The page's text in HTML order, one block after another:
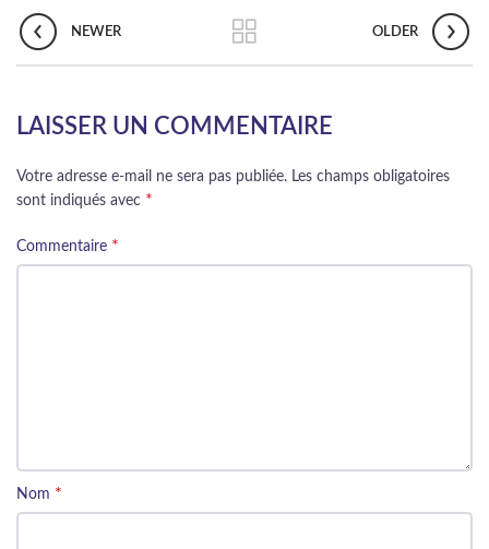
NEWER OLDER
LAISSER UN COMMENTAIRE
Votre adresse e-mail ne sera pas publiée. Les champs obligatoires
sont indiqués avec *
Commentaire *
Nom *